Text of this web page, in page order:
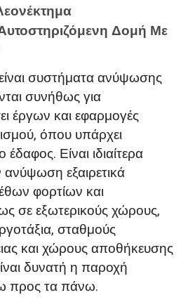
Δομή Με
συστήματα ανύψωσης
συνήθως για
έργων και εφαρμογές
όπου υπάρχει
Είναι ιδιαίτερα
ανύψωση εξαιρετικά
φορτίων και
σε εξωτερικούς χώρους,
σταθμούς
και χώρους αποθήκευσης
δυνατή η παροχή
προς τα πάνω.